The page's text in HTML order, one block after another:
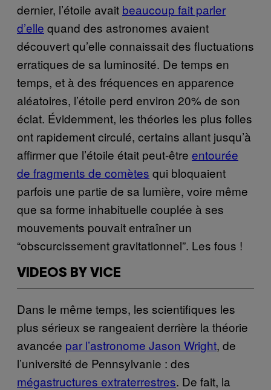
dernier, l’étoile avait beaucoup fait parler
d’elle quand des astronomes avaient
découvert qu’elle connaissait des fluctuations
erratiques de sa luminosité. De temps en
temps, et à des fréquences en apparence
aléatoires, l’étoile perd environ 20% de son
éclat. Évidemment, les théories les plus folles
ont rapidement circulé, certains allant jusqu’à
affirmer que l’étoile était peut-être entourée
de fragments de comètes qui bloquaient
parfois une partie de sa lumière, voire même
que sa forme inhabituelle couplée à ses
mouvements pouvait entraîner un
“obscurcissement gravitationnel”. Les fous !
VIDEOS BY VICE
Dans le même temps, les scientifiques les
plus sérieux se rangeaient derrière la théorie
avancée par l’astronome Jason Wright, de
l’université de Pennsylvanie : des
mégastructures extraterrestres. De fait, la